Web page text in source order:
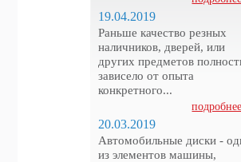
19.04.2019
Раньше качество резных
наличников, дверей, или
других предметов
зависело от опыта
конкретного...
подробнее
20.03.2019
Автомобильные диски -
из элементов машины,